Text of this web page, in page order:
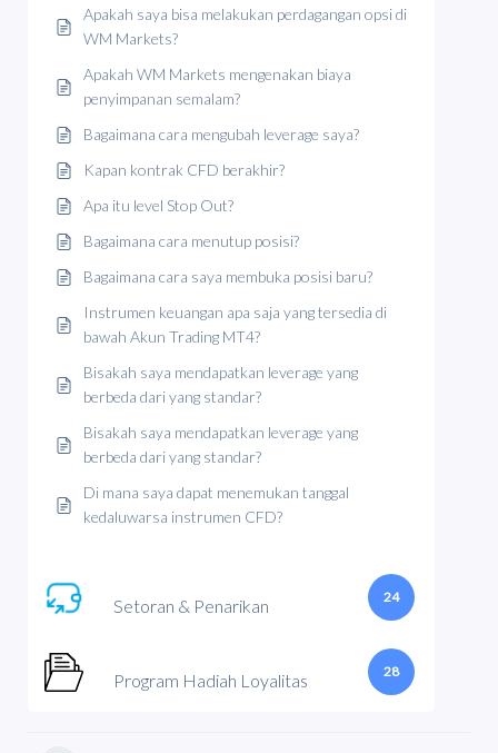
Apakah saya bisa melakukan perdagangan opsi di
WM Markets?
Apakah WM Markets mengenakan biaya
penyimpanan semalam?
Bagaimana cara mengubah leverage saya?
Kapan kontrak CFD berakhir?
Apa itu level Stop Out?
Bagaimana cara menutup posisi?
Bagaimana cara saya membuka posisi baru?
Instrumen keuangan apa saja yang tersedia di
bawah Akun Trading MT4?
Bisakah saya mendapatkan leverage yang
berbeda dari yang standar?
Bisakah saya mendapatkan leverage yang
berbeda dari yang standar?
Di mana saya dapat menemukan tanggal
kedaluwarsa instrumen CFD?
Setoran & Penarikan 24
Program Hadiah Loyalitas 28